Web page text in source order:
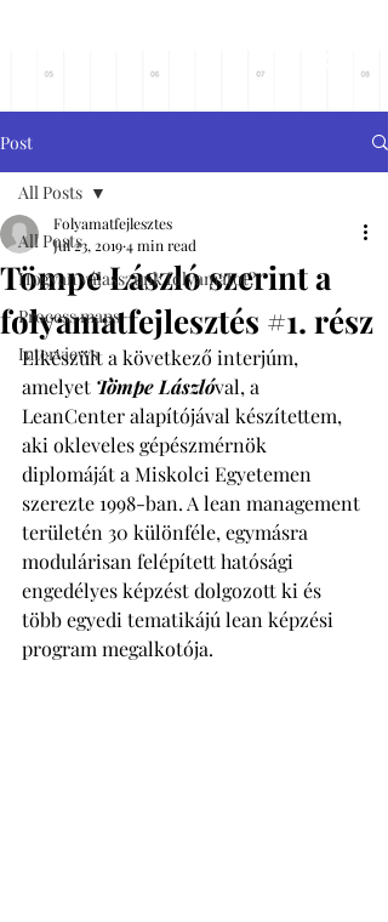
Post
All Posts
Hogyan válasszunk folyamatot?
Process maps
Interviews
All Posts
Tömpe László szerint a
folyamatfejlesztés #1. rész
Folyamatfejlesztes
Jul 23, 20194 min read
Elkészült a következő interjúm,
amelyet Tömpe Lászlóval, a
LeanCenter alapítójával készítettem,
aki okleveles gépészmérnök
diplomáját a Miskolci Egyetemen
szerezte 1998-ban. A lean management
területén 30 különféle, egymásra
modulárisan felépített hatósági
engedélyes képzést dolgozott ki és
több egyedi tematikájú lean képzési
program megalkotója.